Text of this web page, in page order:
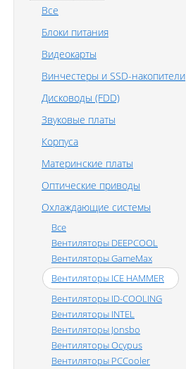
Все
Блоки питания
Видеокарты
Винчестеры и SSD-накопители
Дисководы (FDD)
Звуковые платы
Корпуса
Материнские платы
Оптические приводы
Охлаждающие системы
Все
Вентиляторы DEEPCOOL
Вентиляторы GameMax
Вентиляторы ICE HAMMER
Вентиляторы ID-COOLING
Вентиляторы INTEL
Вентиляторы Jonsbo
Вентиляторы Ocypus
Вентиляторы PCCooler